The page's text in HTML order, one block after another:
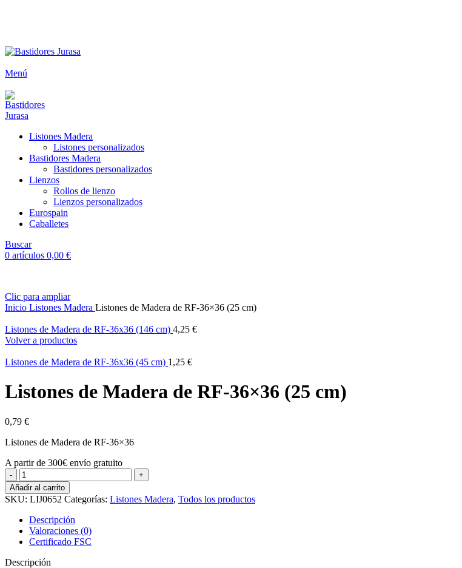
Menú
Listones Madera
Listones personalizados
Bastidores Madera
Bastidores personalizados
Lienzos
Rollos de lienzo
Lienzos personalizados
Eurospain
Caballetes
Buscar
0 artículos 0,00 €
Clic para ampliar
Inicio Listones Madera Listones de Madera de RF-36×36 (25 cm)
Listones de Madera de RF-36x36 (146 cm) 4,25 €
Volver a productos
Listones de Madera de RF-36x36 (45 cm) 1,25 €
Listones de Madera de RF-36×36 (25 cm)
0,79 €
Listones de Madera de RF-36×36
A partir de 300€ envío gratuito
Listones
de
Madera
de
RF-
36x36
(25
cm)
cantidad
Añadir al carrito
SKU: LIJ0652 Categorías: Listones Madera, Todos los productos
Descripción
Valoraciones (0)
Certificado FSC
Descripción